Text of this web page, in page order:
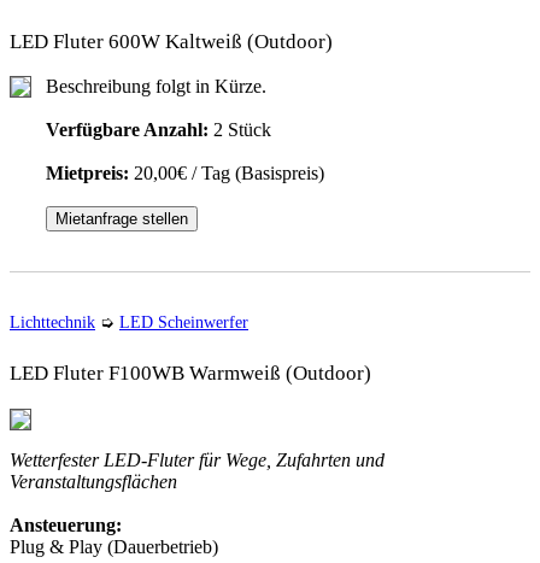
LED Fluter 600W Kaltweiß (Outdoor)
Beschreibung folgt in Kürze.
Verfügbare Anzahl: 2 Stück
Mietpreis: 20,00€ / Tag (Basispreis)
Mietanfrage stellen
Lichttechnik ➭ LED Scheinwerfer
LED Fluter F100WB Warmweiß (Outdoor)
Wetterfester LED-Fluter für Wege, Zufahrten und
Veranstaltungsflächen
Ansteuerung:
Plug & Play (Dauerbetrieb)